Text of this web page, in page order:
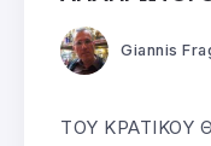
Giannis
ΤΟΥ ΚΡΑΤΙΚΟΥ